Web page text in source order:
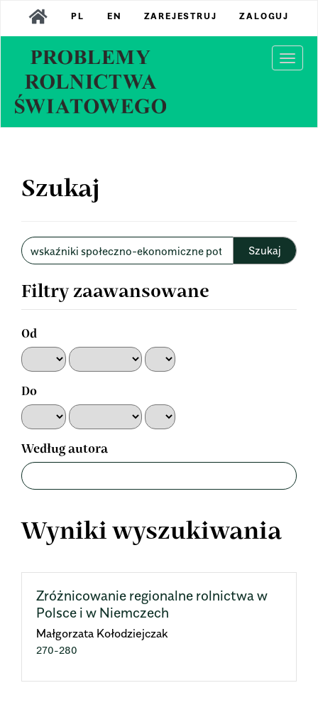
Main
Navigation
Content
Sidebar
PL EN ZAREJESTRUJ ZALOGUJ
Szukaj
Wyszukaj
w
Filtry zaawansowane
Od
Do
Według autora
Wyniki wyszukiwania
Zróżnicowanie regionalne rolnictwa w
Polsce i w Niemczech
Małgorzata Kołodziejczak
270-280